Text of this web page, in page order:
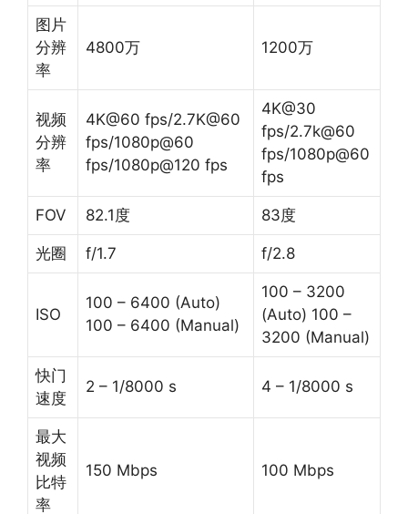
图片
分辨
率
4800万 1200万
视频
分辨
率
4K@60 fps/2.7K@60
fps/1080p@60
fps/1080p@120 fps
4K@30
fps/2.7k@60
fps/1080p@60
fps
FOV 82.1度 83度
光圈 f/1.7 f/2.8
ISO
100 – 6400 (Auto)
100 – 6400 (Manual)
100 – 3200
(Auto) 100 –
3200 (Manual)
快门
速度
2 – 1/8000 s 4 – 1/8000 s
最大
视频
比特
率
150 Mbps 100 Mbps